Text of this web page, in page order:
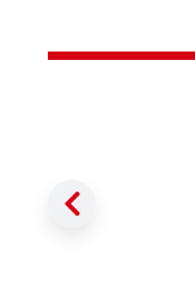
Précédent